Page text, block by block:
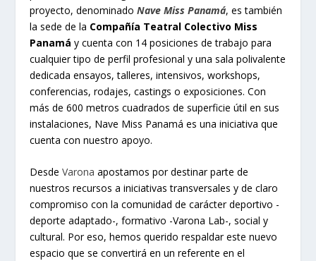
proyecto, denominadoNave Miss Panamá, es también
la sede de la Compañía Teatral Colectivo Miss
Panamá y cuenta con 14 posiciones de trabajo para
cualquier tipo de perfil profesional y una sala polivalente
dedicada ensayos, talleres, intensivos, workshops,
conferencias, rodajes, castings o exposiciones. Con
más de 600 metros cuadrados de superficie útil en sus
instalaciones, Nave Miss Panamá es una iniciativa que
cuenta con nuestro apoyo.
DesdeVarona apostamos por destinar parte de
nuestros recursos a iniciativas transversales y de claro
compromiso con la comunidad de carácter deportivo -
deporte adaptado-, formativo -Varona Lab-, social y
cultural. Por eso, hemos querido respaldar este nuevo
espacio que se convertirá en un referente en el